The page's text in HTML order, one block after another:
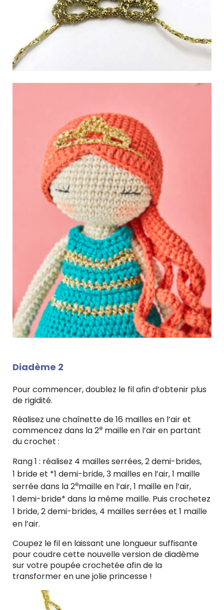
Diadème 2
Pour commencer, doublez le fil afin d’obtenir plus
de rigidité.
Réalisez une chaînette de 16 mailles en l’air et
commencez dans la 2e maille en l’air en partant
du crochet :
Rang 1 : réalisez 4 mailles serrées, 2 demi-brides,
1 bride et *1 demi-bride, 3 mailles en l’air, 1 maille
serrée dans la 2emaille en l’air, 1 maille en l’air,
1 demi-bride* dans la même maille. Puis crochetez
1 bride, 2 demi-brides, 4 mailles serrées et 1 maille
en l’air.
Coupez le fil en laissant une longueur suffisante
pour coudre cette nouvelle version de diadème
sur votre poupée crochetée afin de la
transformer en une jolie princesse !